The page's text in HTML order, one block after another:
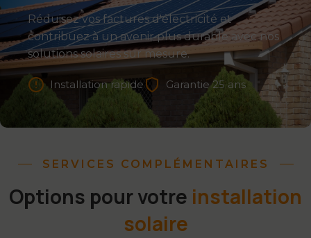
Réduisez vos factures d'électricité et
contribuez à un avenir plus durable avec nos
solutions solaires sur mesure.
Installation rapide Garantie 25 ans
SERVICES COMPLÉMENTAIRES
Options pour votre installation
solaire